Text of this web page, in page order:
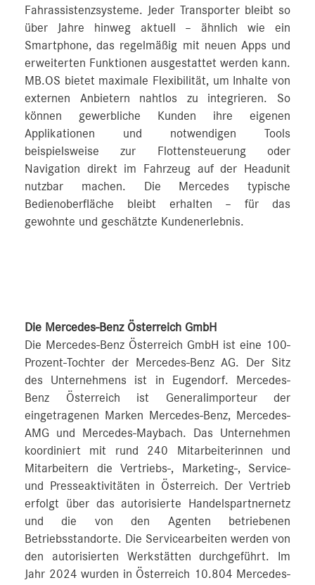
Fahrassistenzsysteme. Jeder Transporter bleibt so
über Jahre hinweg aktuell – ähnlich wie ein
Smartphone, das regelmäßig mit neuen Apps und
erweiterten Funktionen ausgestattet werden kann.
MB.OS bietet maximale Flexibilität, um Inhalte von
externen Anbietern nahtlos zu integrieren. So
können gewerbliche Kunden ihre eigenen
Applikationen und notwendigen Tools
beispielsweise zur Flottensteuerung oder
Navigation direkt im Fahrzeug auf der Headunit
nutzbar machen. Die Mercedes typische
Bedienoberfläche bleibt erhalten – für das
gewohnte und geschätzte Kundenerlebnis.
Die Mercedes-Benz Österreich GmbH
Die Mercedes-Benz Österreich GmbH ist eine 100-
Prozent-Tochter der Mercedes-Benz AG. Der Sitz
des Unternehmens ist in Eugendorf. Mercedes-
Benz Österreich ist Generalimporteur der
eingetragenen Marken Mercedes-Benz, Mercedes-
AMG und Mercedes-Maybach. Das Unternehmen
koordiniert mit rund 240 Mitarbeiterinnen und
Mitarbeitern die Vertriebs-, Marketing-, Service-
und Presseaktivitäten in Österreich. Der Vertrieb
erfolgt über das autorisierte Handelspartnernetz
und die von den Agenten betriebenen
Betriebsstandorte. Die Servicearbeiten werden von
den autorisierten Werkstätten durchgeführt. Im
Jahr 2024 wurden in Österreich 10.804 Mercedes-